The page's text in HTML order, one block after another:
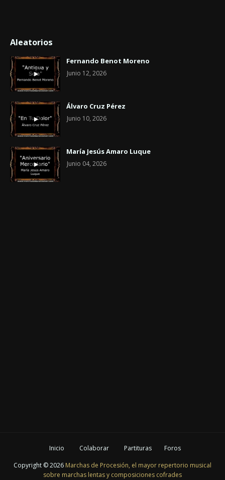
Aleatorios
Fernando Benot Moreno
Junio 12, 2026
Álvaro Cruz Pérez
Junio 10, 2026
María Jesús Amaro Luque
Junio 04, 2026
Inicio Colaborar Partituras
Foros
Copyright ©2026 Marchas de Procesión, el mayor repertorio musical
sobre marchas lentas y composiciones cofrades